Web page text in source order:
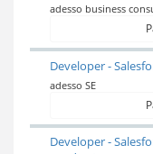
adesso business
Developer -
adesso SE
Developer -